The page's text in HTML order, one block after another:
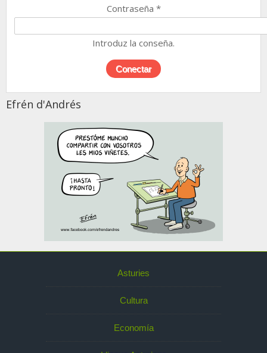
Contraseña *
Introduz la conseña.
Efrén d'Andrés
Asturies
Cultura
Economía